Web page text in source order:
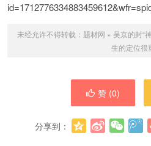
未经允许不得转载： 题材网 » 吴京的封“
生的定位很
赞 (0)
分享到：